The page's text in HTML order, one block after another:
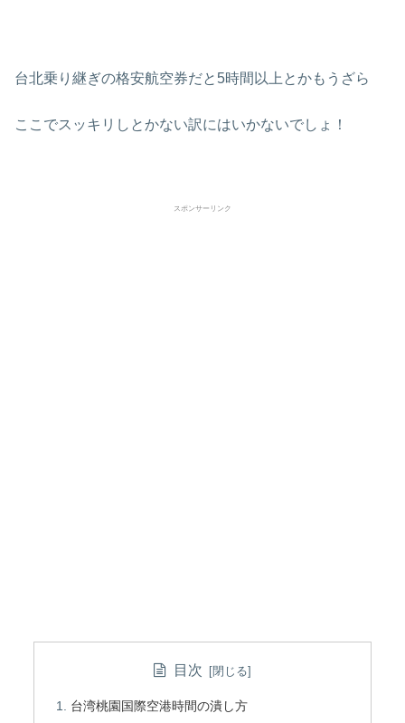
台北乗り継ぎの格安航空券だと5時間以上とかもうざら
ここでスッキリしとかない訳にはいかないでしょ！
スポンサーリンク
目次
台湾桃園国際空港時間の潰し方